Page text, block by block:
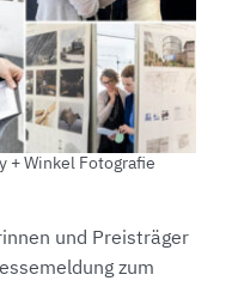
+ Winkel Fotografie
und Preisträger
zum